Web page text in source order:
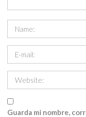
Guarda mi nombre,